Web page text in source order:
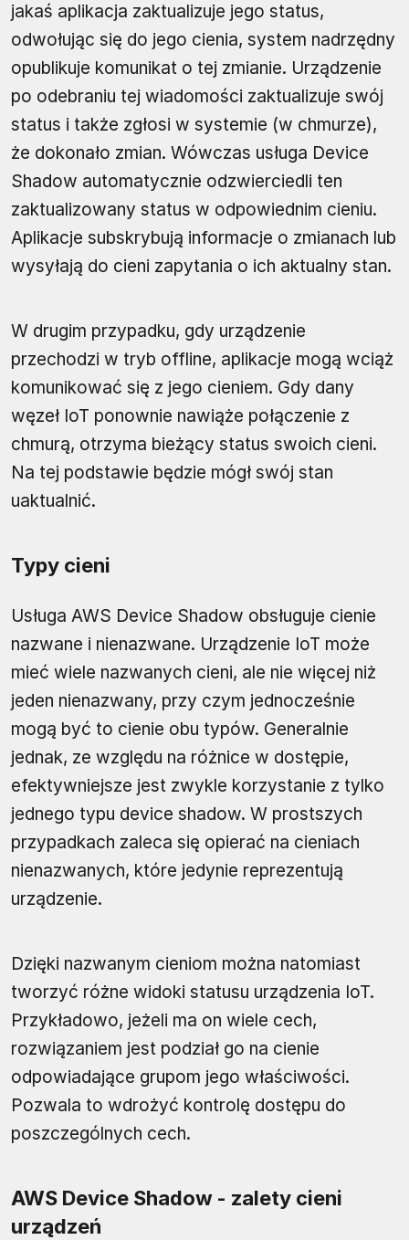
jakaś aplikacja zaktualizuje jego status,
odwołując się do jego cienia, system nadrzędny
opublikuje komunikat o tej zmianie. Urządzenie
po odebraniu tej wiadomości zaktualizuje swój
status i także zgłosi w systemie (w chmurze),
że dokonało zmian. Wówczas usługa Device
Shadow automatycznie odzwierciedli ten
zaktualizowany status w odpowiednim cieniu.
Aplikacje subskrybują informacje o zmianach lub
wysyłają do cieni zapytania o ich aktualny stan.
W drugim przypadku, gdy urządzenie
przechodzi w tryb offline, aplikacje mogą wciąż
komunikować się z jego cieniem. Gdy dany
węzeł IoT ponownie nawiąże połączenie z
chmurą, otrzyma bieżący status swoich cieni.
Na tej podstawie będzie mógł swój stan
uaktualnić.
Typy cieni
Usługa AWS Device Shadow obsługuje cienie
nazwane i nienazwane. Urządzenie IoT może
mieć wiele nazwanych cieni, ale nie więcej niż
jeden nienazwany, przy czym jednocześnie
mogą być to cienie obu typów. Generalnie
jednak, ze względu na różnice w dostępie,
efektywniejsze jest zwykle korzystanie z tylko
jednego typu device shadow. W prostszych
przypadkach zaleca się opierać na cieniach
nienazwanych, które jedynie reprezentują
urządzenie.
Dzięki nazwanym cieniom można natomiast
tworzyć różne widoki statusu urządzenia IoT.
Przykładowo, jeżeli ma on wiele cech,
rozwiązaniem jest podział go na cienie
odpowiadające grupom jego właściwości.
Pozwala to wdrożyć kontrolę dostępu do
poszczególnych cech.
AWS Device Shadow - zalety cieni
urządzeń